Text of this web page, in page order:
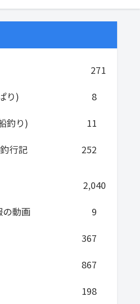
271
り)
8
釣り)
11
行記
252
2,040
の動画
9
367
867
198